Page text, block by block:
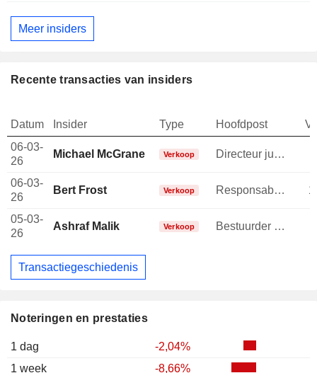
Noteringen en prestaties
1 dag
-2,04%
1 week
-8,66%
Meer insiders
Recente transacties van insiders
Datum Insider Type Hoofdpost
06-03-
26
Michael McGrane Verkoop Directeur juridische afdeling
06-03-
26
Bert Frost Verkoop Responsable ventes & marketing
05-03-
26
Ashraf Malik Verkoop Bestuurder / senior manager
Transactiegeschiedenis